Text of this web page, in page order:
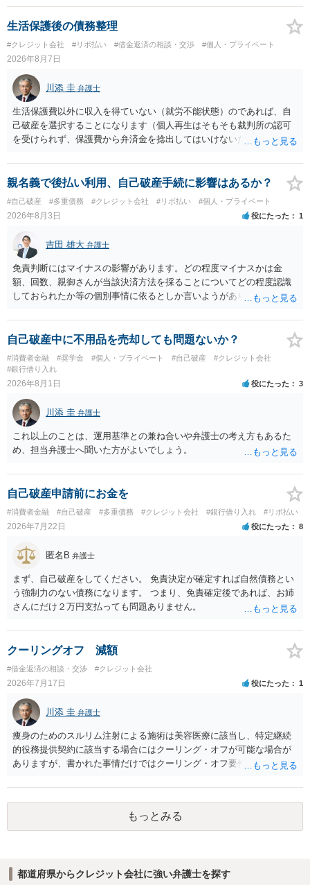
生活保護後の債務整理
#クレジット会社 #リボ払い #借金返済の相談・交渉 #個人・プライベート
2026年8月7日
川添 圭 弁護士
生活保護費以外に収入を得ていない（就労不能状態）のであれば、自
己破産を選択することになります（個人再生はそもそも裁判所の認可
を受けられず、保護費から弁済金を捻出してはいけないため任意整理
士費用は法テラスが負担し、裁判所の予納金等も法テラスが援助して
くれるため、弁護士へ自己破産を任せれば解決します。
親名義で後払い利用、自己破産手続に影響はあるか？
#自己破産 #多重債務 #クレジット会社 #リボ払い #個人・プライベート
2026年8月3日 役にたった 1
吉田 雄大 弁護士
免責判断にはマイナスの影響があります。どの程度マイナスかは金
額、回数、親御さんが当該決済方法を採ることについてどの程度認識
しておられたか等の個別事情に依るとしか言いようがありません。 と
なって相談し、善後策を考えることをお勧めします。
自己破産中に不用品を売却しても問題ないか？
#消費者金融 #奨学金 #個人・プライベート #自己破産
#クレジット会社
#銀行借り入れ
2026年8月1日 役にたった 3
川添 圭 弁護士
これ以上のことは、運用基準との兼ね合いや弁護士の考え方もあるた
め、担当弁護士へ聞いた方がよいでしょう。
自己破産申請前にお金を
#消費者金融 #自己破産 #多重債務 #クレジット会社 #銀行借り入れ #リボ払い
2026年7月22日 役にたった 8
匿名B 弁護士
まず、自己破産をしてください。 免責決定が確定すれば自然債務とい
う強制力のない債務になります。 つまり、免責確定後であれば、お姉
さんにだけ２万円支払っても問題ありません。
クーリングオフ 減額
#借金返済の相談・交渉 #クレジット会社
2026年7月17日 役にたった 1
川添 圭 弁護士
痩身のためのスルリム注射による施術は美容医療に該当し、特定継続
的役務提供契約に該当する場合にはクーリング・オフが可能な場合が
ありますが、書かれた事情だけではクーリング・オフ要件を満たして
か）が不明です。仮に特定継続的役務提供契約に該当する場合には、
クーリング・オフができない場合でも中途解約は可能ですが、この点
も含めて、最寄りの消費生活センターで詳しい資料をもとに相談して
いただいた方がよいでしょう。
もっとみる
都道府県からクレジット会社に強い弁護士を探す